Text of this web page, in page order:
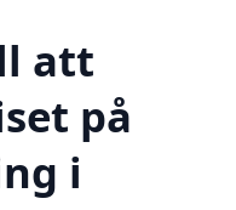
att
på
i